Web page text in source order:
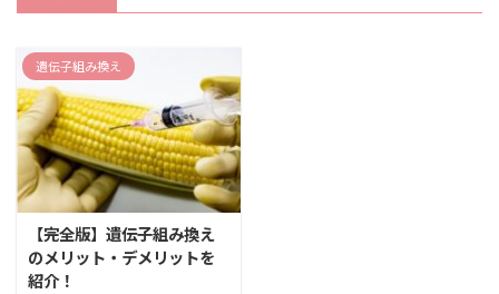
遺伝子組み換え
【完全版】遺伝子組み換え
のメリット・デメリットを
紹介！